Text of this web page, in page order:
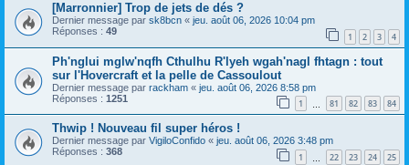
[Marronnier] Trop de jets de dés ?
Dernier message par sk8bcn « jeu. août 06, 2026 10:04 pm
Réponses : 49 1 2 3 4
Ph'nglui mglw'nqfh Cthulhu R'lyeh wgah'nagl fhtagn : tout
sur l'Hovercraft et la pelle de Cassoulout
Dernier message par rackham « jeu. août 06, 2026 8:58 pm
Réponses : 1251 1 81 82 83 84
Thwip ! Nouveau fil super héros !
Dernier message par VigiloConfido « jeu. août 06, 2026 3:48 pm
Réponses : 368 1 22 23 24 25